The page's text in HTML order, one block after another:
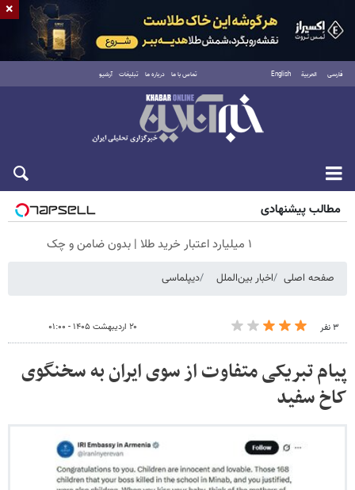
فارسی العربية English تماس با ما درباره ما تبلیغات آرشیو
جمعه ۱۶ مرداد ۱۴۰۵
مطالب پیشنهادی
۱ میلیارد اعتبار خرید طلا | بدون ضامن و چک
صفحه اصلی اخبار بین‌الملل دیپلماسی
۳ نفر ۲۰ اردیبهشت ۱۴۰۵ - ۰۱:۰۰
پیام تبریکی متفاوت از سوی ایران به سخنگوی
کاخ سفید
×